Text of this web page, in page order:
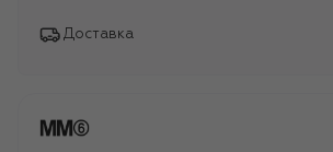
Доставка